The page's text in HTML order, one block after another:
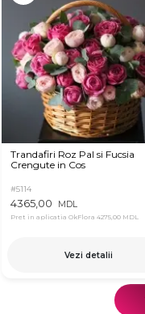
Trandafiri Roz Pal si Fucsia
Crengute in Cos
#5114
4365,00 MDL
Pret in aplicatia OkFlora 4275,00 MDL
Vezi detalii